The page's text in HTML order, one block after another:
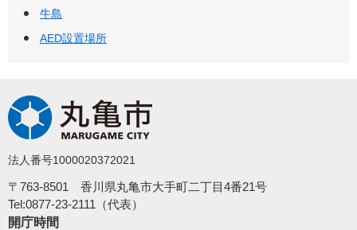
牛島
AED設置場所
法人番号1000020372021
〒763-8501 香川県丸亀市大手町二丁目4番21号
Tel:0877-23-2111（代表）
開庁時間